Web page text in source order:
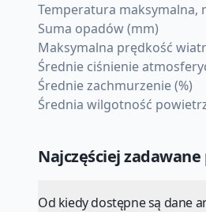
Temperatura maksymalna,
Suma opadów (mm)
Maksymalna prędkość
Średnie ciśnienie
Średnie zachmurzenie (%)
Średnia wilgotność
Najczęściej
Od kiedy dostępne są dane